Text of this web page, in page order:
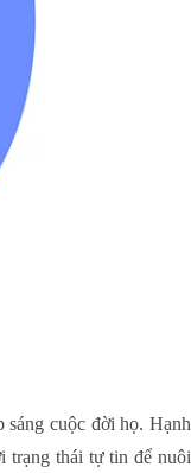
cuộc đời họ. Hạnh
trạng thái tự tin để nuôi